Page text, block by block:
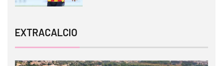
EXTRACALCIO